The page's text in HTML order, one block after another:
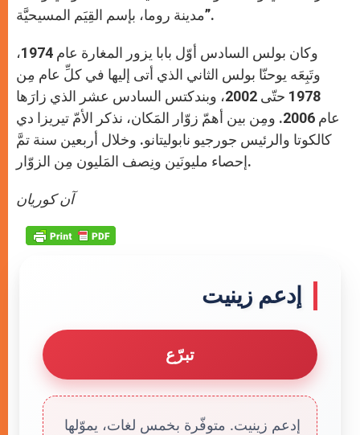
مدينة روما، بإسم القِيَم المسيحيَّة”.
وكان بولس السادس أوّل بابا يزور المغارة عام 1974،
وتَبِعَه يوحنّا بولس الثاني الذي أتى إليها في كلِّ عام مِن
1978 حتّى 2002، وبندكتس السادس عشر الذي زارَها
عام 2006. ومِن بين أهمّ زوّار المَكان، نذكر الأمّ تيريزا دي
كالكوتا والرئيس جورجيو نابوليتانو. وخلال أربعين سنة تمَّ
إحصاء مليونَين ونِصف المَليون مِن الزوّار.
آن كوريان
إدعم زينيت
تبرّع
إدعم زينيت. متوفّرة بخمس لغات، يموّلها